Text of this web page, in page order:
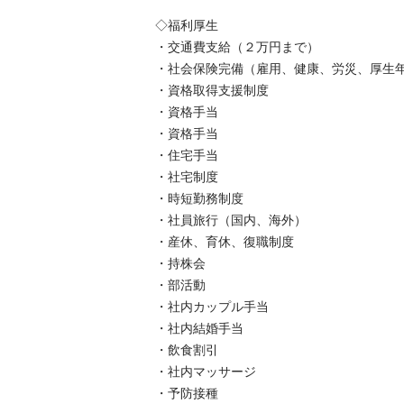
◇福利厚生
・交通費支給（２万円まで）
・社会保険完備（雇用、健康、労災、厚生
・資格取得支援制度
・資格手当
・資格手当
・住宅手当
・社宅制度
・時短勤務制度
・社員旅行（国内、海外）
・産休、育休、復職制度
・持株会
・部活動
・社内カップル手当
・社内結婚手当
・飲食割引
・社内マッサージ
・予防接種